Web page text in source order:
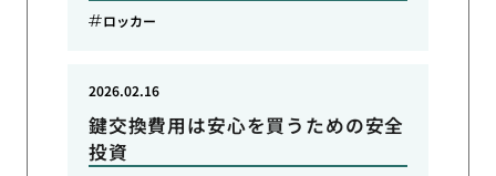
ロッカー
鍵交換費用は安心を買うための安全
投資
2026.02.16